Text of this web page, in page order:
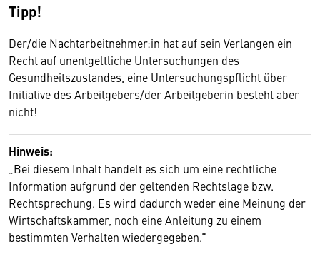
Tipp!
Der/die Nachtarbeitnehmer:in hat auf sein Verlangen ein
Recht auf unentgeltliche Untersuchungen des
Gesundheitszustandes, eine Untersuchungspflicht über
Initiative des Arbeitgebers/der Arbeitgeberin besteht aber
nicht!
Hinweis:
„Bei diesem Inhalt handelt es sich um eine rechtliche
Information aufgrund der geltenden Rechtslage bzw.
Rechtsprechung. Es wird dadurch weder eine Meinung der
Wirtschaftskammer, noch eine Anleitung zu einem
bestimmten Verhalten wiedergegeben.“